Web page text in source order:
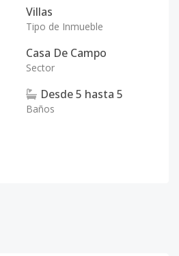
Villas
Tipo de Inmueble
Casa De Campo
Sector
Desde5 hasta 5
Baños